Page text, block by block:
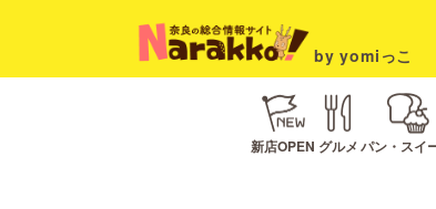
by yomiっこ
新店OPEN グルメ パン・スイ